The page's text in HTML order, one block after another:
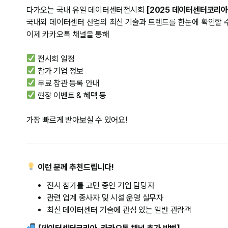
다가오는 국내 유일 데이터센터전시회 [2025 데이터센터코리
국내외 데이터센터 산업의 최신 기술과 트렌드를 한눈에 확인할
이제 카카오톡 채널을 통해
전시회 일정
참가 기업 정보
무료 참관 등록 안내
현장 이벤트 & 혜택 등
​가장 빠르게 받아보실 수 있어요!
이런 분께 추천드립니다!
전시 참가를 고민 중인 기업 담당자
관련 업계 종사자 및 시설 운영 실무자
최신 데이터센터 기술에 관심 있는 일반 관람객